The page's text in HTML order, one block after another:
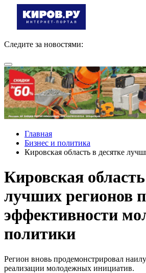
Следите за новостями:
Главная
Бизнес и политика
Кировская область в десятке
Кировская
лучших регионов
эффективности
политики
Регион вновь продемонстрировал
реализации молодежных инициатив.